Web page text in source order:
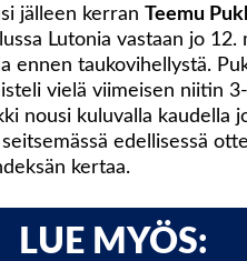
jälleen kerran Teemu
Lutonia vastaan jo 12.
ennen taukovihellystä.
vielä viimeisen niitin
nousi kuluvalla kaudella
edellisessä
kertaa.
LUE MYÖS: